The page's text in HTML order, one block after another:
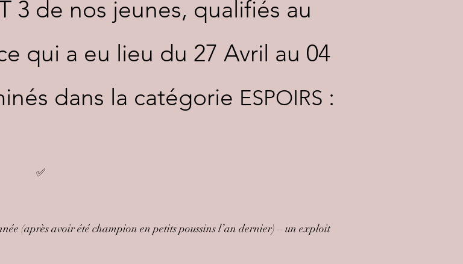
3 de nos jeunes, qualifiés au
qui a eu lieu du 27 Avril au 04
dans la catégorie ESPOIRS :
✅
de France
(après avoir été champion en petits poussins l’an dernier) – un exploit